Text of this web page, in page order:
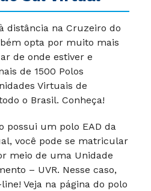
distância na Cruzeiro do
opta por muito mais
de onde estiver e
de 1500 Polos
Virtuais de
o Brasil. Conheça!
possui um polo EAD da
você pode se matricular
meio de uma Unidade
– UVR. Nesse caso,
Veja na página do polo